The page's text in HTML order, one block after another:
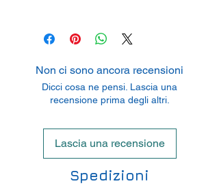
Oftertingen, Germany
Non ci sono ancora recensioni
Dicci cosa ne pensi. Lascia una
recensione prima degli altri.
Lascia una recensione
Spedizioni